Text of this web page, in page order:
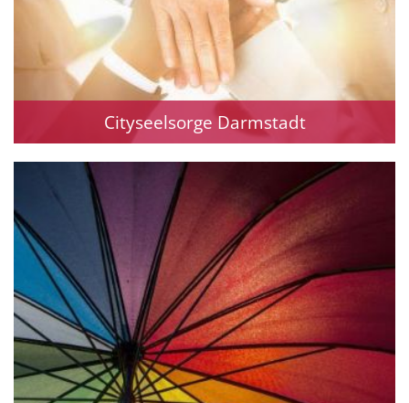
Cityseelsorge Darmstadt